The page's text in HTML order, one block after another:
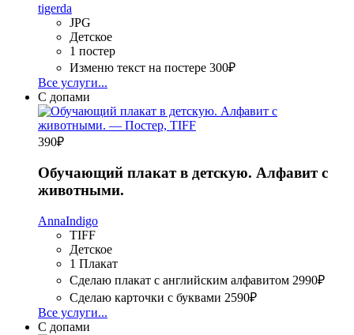
tigerda
JPG
Детское
1 постер
Изменю текст на постере 300₽
Все услуги...
С допами
390₽
Обучающий плакат в детскую. Алфавит с
животными.
AnnaIndigo
TIFF
Детское
1 Плакат
Сделаю плакат с английским алфавитом 2990₽
Сделаю карточки с буквами 2590₽
Все услуги...
С допами